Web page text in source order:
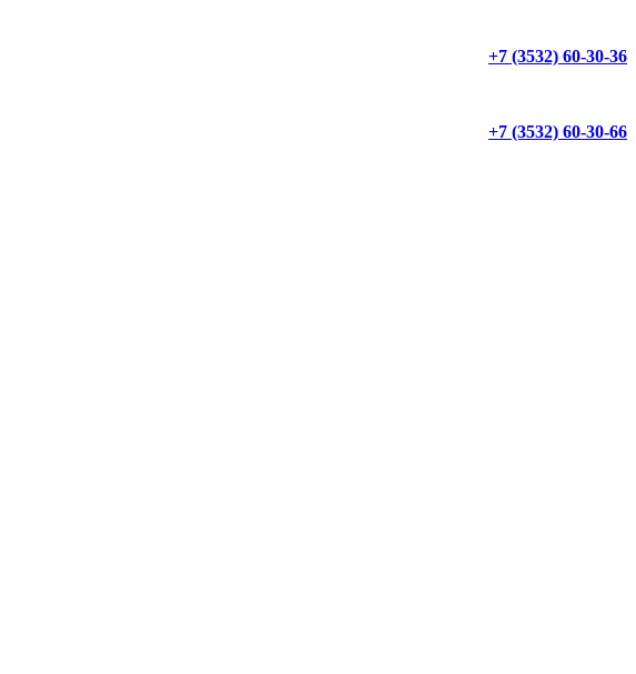
+7 (3532) 60-30-36
+7 (3532) 60-30-66